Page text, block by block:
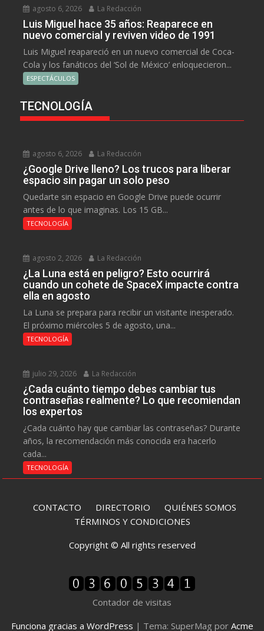
agosto 6, 2026 La Redacción
Luis Miguel hace 35 años: Reaparece en
nuevo comercial y reviven video de 1991
Luis Miguel reapareció en un nuevo comercial de Coca-
Cola y los fanáticos del ‘Sol de México’ enloquecieron...
ESPECTÁCULOS
TECNOLOGÍA
agosto 6, 2026 La Redacción
¿Google Drive lleno? Los trucos para liberar
espacio sin pagar un solo peso
Quedarte sin espacio en Google Drive puede ocurrir
antes de lo que imaginas. Los 15 GB...
TECNOLOGÍA
agosto 2, 2026 La Redacción
¿La Luna está en peligro? Esto ocurrirá
cuando un cohete de SpaceX impacte contra
ella en agosto
La Luna se prepara para recibir un visitante inesperado.
El próximo miércoles 5 de agosto, una...
TECNOLOGÍA
julio 29, 2026 La Redacción
¿Cada cuánto tiempo debes cambiar tus
contraseñas realmente? Lo que recomiendan
los expertos
¿Cada cuánto hay que cambiar las contraseñas? Durante
años, la recomendación más conocida era hacerlo
cada...
TECNOLOGÍA
CONTACTO DIRECTORIO QUIÉNES SOMOS
TÉRMINOS Y CONDICIONES
Copyright © All rights reserved
Contador de visitas
Funciona gracias a WordPress | Tema: SuperMag por Acme